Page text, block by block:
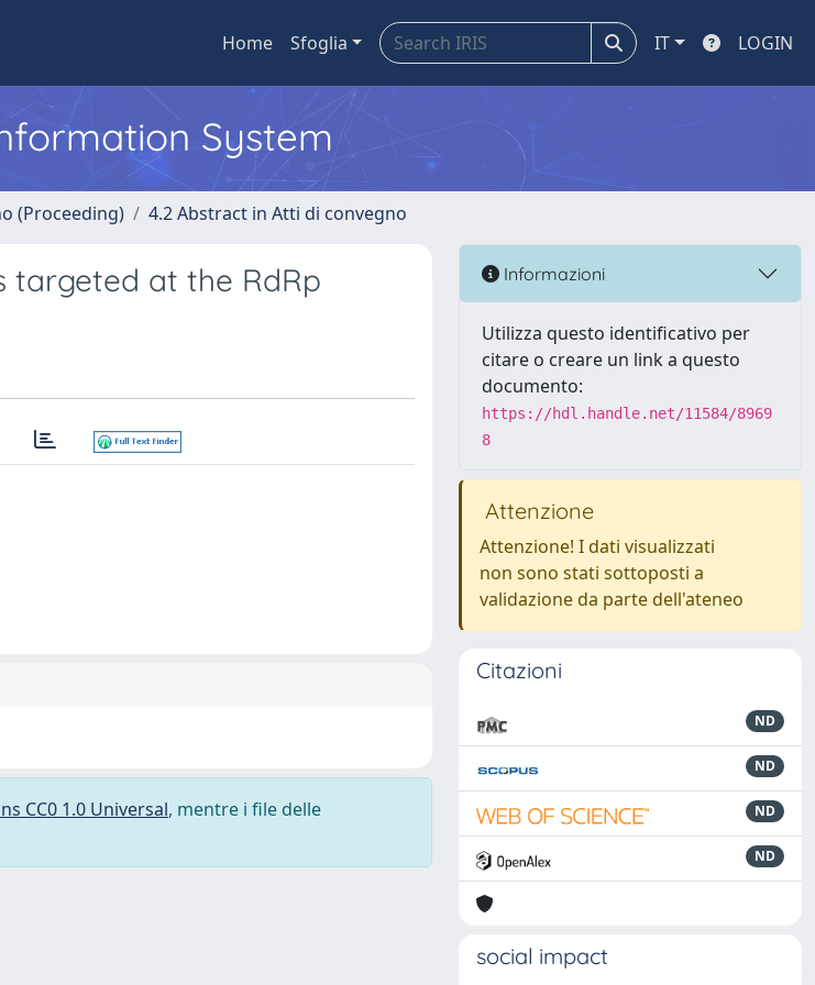
Home Sfoglia IT LOGIN
System
(Proceeding) 4.2 Abstract in Atti di convegno
targeted at the RdRp
CC0 1.0 Universal, mentre i file delle
Informazioni
Utilizza questo identificativo per
citare o creare un link a questo
documento:
https://hdl.handle.net/11584/8969
8
Attenzione
Attenzione! I dati visualizzati
non sono stati sottoposti a
validazione da parte dell'ateneo
Citazioni
ND
ND
ND
ND
social impact